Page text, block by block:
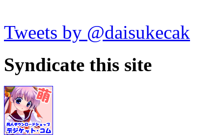
Tweets by @daisukecak
Syndicate this site